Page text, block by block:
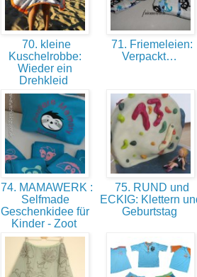
70. kleine
Kuschelrobbe:
Wieder ein
Drehkleid
71. Friemeleien:
Verpackt…
74. MAMAWERK :
Selfmade
Geschenkidee für
Kinder - Zoot
75. RUND und
ECKIG: Klettern
Geburtstag